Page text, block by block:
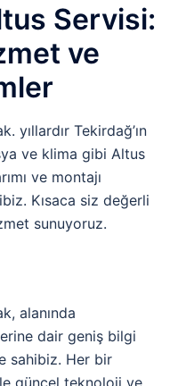
Servisi:
ve
yıllardır Tekirdağ’ın
ve klima gibi Altus
ve montajı
Kısaca siz değerli
sunuyoruz.
alanında
dair geniş bilgi
sahibiz. Her bir
güncel teknoloji ve